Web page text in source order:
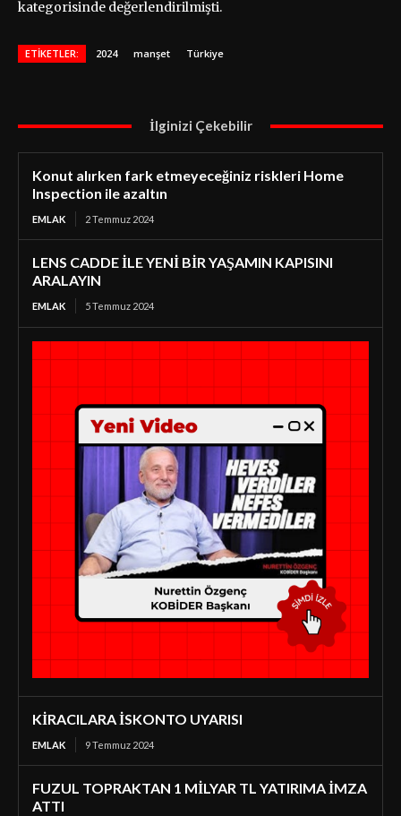
kategorisinde değerlendirilmişti.
ETIKETLER: 2024 manşet Türkiye
İlginizi Çekebilir
Konut alırken fark etmeyeceğiniz riskleri Home
Inspection ile azaltın
EMLAK 2 Temmuz 2024
LENS CADDE İLE YENİ BİR YAŞAMIN KAPISINI
ARALAYIN
EMLAK 5 Temmuz 2024
KİRACILARA İSKONTO UYARISI
EMLAK 9 Temmuz 2024
FUZUL TOPRAKTAN 1 MİLYAR TL YATIRIMA İMZA
ATTI